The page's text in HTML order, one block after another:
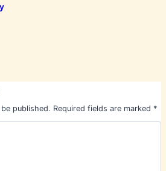
published. Required fields are marked *